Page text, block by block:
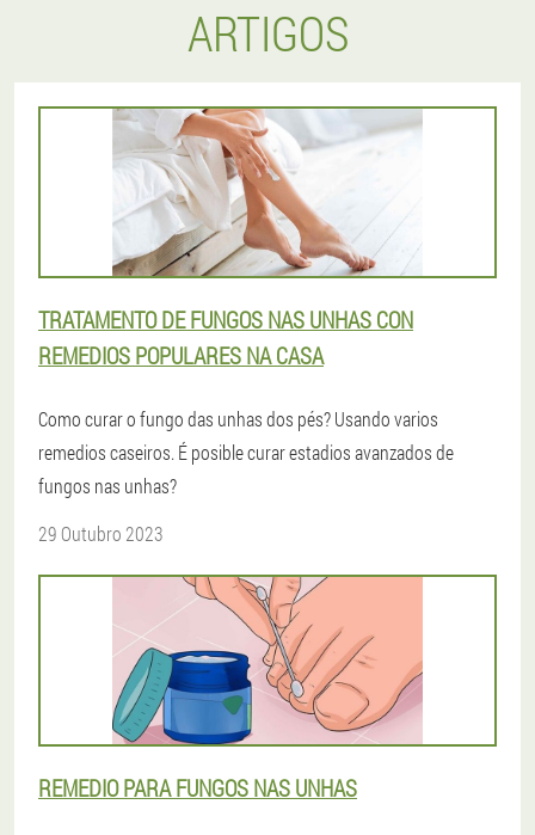
ARTIGOS
TRATAMENTO DE FUNGOS NAS UNHAS CON
REMEDIOS POPULARES NA CASA
Como curar o fungo das unhas dos pés? Usando varios
remedios caseiros. É posible curar estadios avanzados de
fungos nas unhas?
29 Outubro 2023
REMEDIO PARA FUNGOS NAS UNHAS